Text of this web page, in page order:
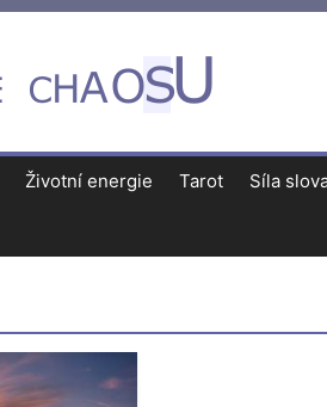
Životní energie Tarot Síla